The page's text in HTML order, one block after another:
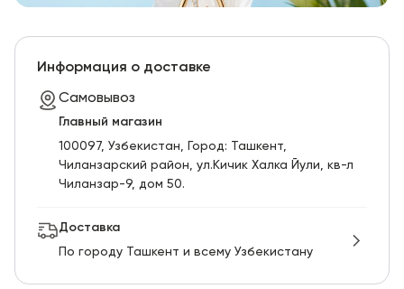
Информация о доставке
Самовывоз
Главный магазин
100097, Узбекистан, Город: Ташкент,
Чиланзарский pайон, ул.Кичик Халка Йули, кв-л
Чиланзар-9, дом 50.
Доставка
По городу Ташкент и всему Узбекистану